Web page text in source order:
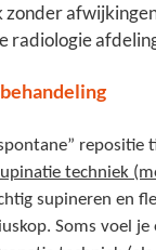
zonder
radiologie
techniek
supineren en
Soms voel